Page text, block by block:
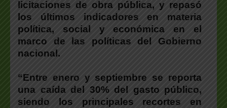
licitaciones de obra pública, y repasó
los últimos indicadores en materia
política, social y económica en el
marco de las políticas del Gobierno
nacional.
“Entre enero y septiembre se reporta
una caída del 30% del gasto público,
siendo los principales recortes en